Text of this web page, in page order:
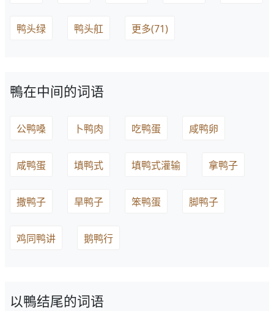
鸭头绿 鸭头舡 更多(71)
鴨在中间的词语
公鸭嗓 卜鸭肉 吃鸭蛋 咸鸭卵
咸鸭蛋 填鸭式 填鸭式灌输 拿鸭子
撒鸭子 旱鸭子 笨鸭蛋 脚鸭子
鸡同鸭讲 鹅鸭行
以鴨结尾的词语